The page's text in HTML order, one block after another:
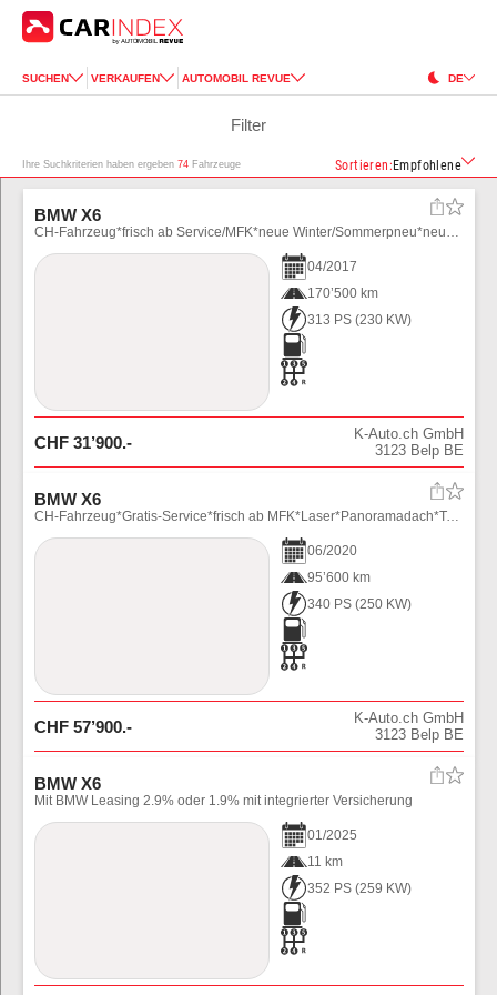
SUCHEN VERKAUFEN AUTOMOBIL REVUE DE
Filter
Ihre Suchkriterien haben ergeben 74 Fahrzeuge Sortieren : Empfohlene
BMW X6
CH-Fahrzeug*frisch ab Service/MFK*neue Winter/Sommerpneu*neue Bremsen*Distanzscheibe*H\u0026R-Federn*LED*ACC*360°Kamera*Keyless-Go
04/2017
170’500 km
313 PS (230 KW)
CHF 31’900.-
K-Auto.ch GmbH
3123 Belp BE
BMW X6
CH-Fahrzeug*Gratis-Service*frisch ab MFK*Laser*Panoramadach*Totwinkel/Spurhalteassistent*Head Up*M-Sportsitze
06/2020
95’600 km
340 PS (250 KW)
CHF 57’900.-
K-Auto.ch GmbH
3123 Belp BE
BMW X6
Mit BMW Leasing 2.9% oder 1.9% mit integrierter Versicherung
01/2025
11 km
352 PS (259 KW)